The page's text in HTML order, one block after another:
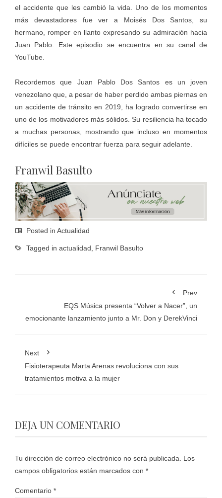
el accidente que les cambió la vida. Uno de los momentos
más devastadores fue ver a Moisés Dos Santos, su
hermano, romper en llanto expresando su admiración hacia
Juan Pablo. Este episodio se encuentra en su canal de
YouTube.
Recordemos que Juan Pablo Dos Santos es un joven
venezolano que, a pesar de haber perdido ambas piernas en
un accidente de tránsito en 2019, ha logrado convertirse en
uno de los motivadores más sólidos. Su resiliencia ha tocado
a muchas personas, mostrando que incluso en momentos
difíciles se puede encontrar fuerza para seguir adelante.
Franwil Basulto
Posted in Actualidad
Tagged in actualidad Franwil Basulto
Prev
EQS Música presenta “Volver a Nacer”, un
emocionante lanzamiento junto a Mr. Don y DerekVinci
Next
Fisioterapeuta Marta Arenas revoluciona con sus
tratamientos motiva a la mujer
DEJA UN COMENTARIO
Tu dirección de correo electrónico no será publicada.
Los
campos obligatorios están marcados con *
Comentario *